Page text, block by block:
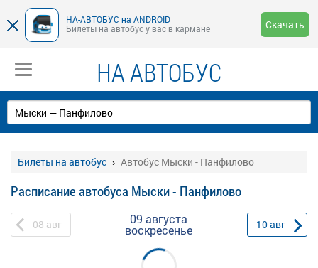
НА-АВТОБУС на ANDROID
Билеты на автобус у вас в кармане
Скачать
НА АВТОБУС
Билеты на автобус Автобус Мыски - Панфилово
Расписание автобуса Мыски - Панфилово
08 авг 09 августа
воскресенье 10авг